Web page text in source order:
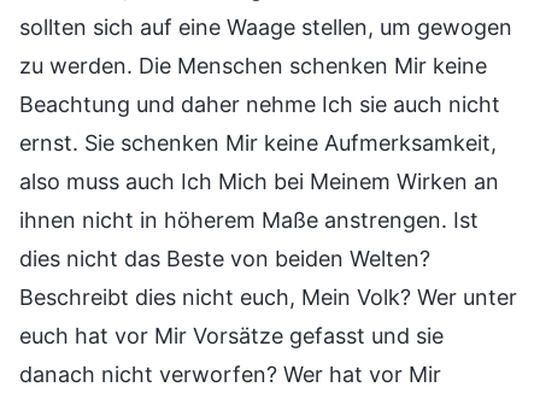
sollten sich auf eine Waage stellen, um gewogen
zu werden. Die Menschen schenken Mir keine
Beachtung und daher nehme Ich sie auch nicht
ernst. Sie schenken Mir keine Aufmerksamkeit,
also muss auch Ich Mich bei Meinem Wirken an
ihnen nicht in höherem Maße anstrengen. Ist
dies nicht das Beste von beiden Welten?
Beschreibt dies nicht euch, Mein Volk? Wer unter
euch hat vor Mir Vorsätze gefasst und sie
danach nicht verworfen? Wer hat vor Mir